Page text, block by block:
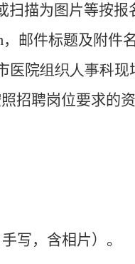
扫描为图片等按
，邮件标题及附件
医院组织人事科现
招聘岗位要求的
写，含相片）。